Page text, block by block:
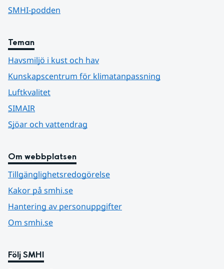
SMHI-podden
Teman
Havsmiljö i kust och hav
Kunskapscentrum för klimatanpassning
Luftkvalitet
SIMAIR
Sjöar och vattendrag
Om webbplatsen
Tillgänglighetsredogörelse
Kakor på smhi.se
Hantering av personuppgifter
Om smhi.se
Följ SMHI